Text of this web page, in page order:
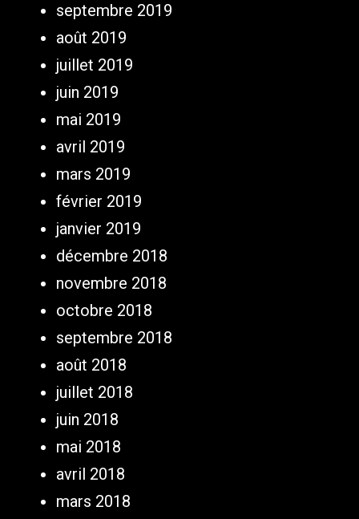
septembre 2019
août 2019
juillet 2019
juin 2019
mai 2019
avril 2019
mars 2019
février 2019
janvier 2019
décembre 2018
novembre 2018
octobre 2018
septembre 2018
août 2018
juillet 2018
juin 2018
mai 2018
avril 2018
mars 2018